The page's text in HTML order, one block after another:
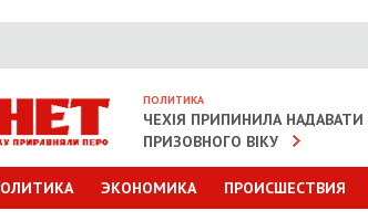
ПОЛИТИКА
ЧЕХІЯ ПРИПИНИЛА
ПРИЗОВНОГО ВІКУ
ЭКОНОМИКА ПРОИСШЕСТВИЯ